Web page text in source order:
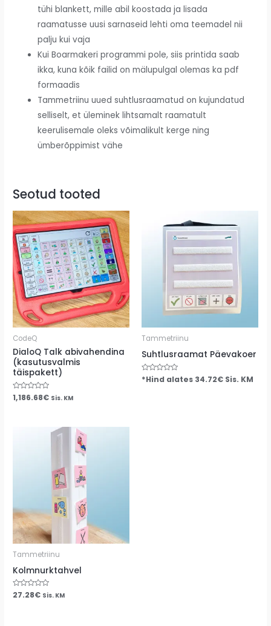
tühi blankett, mille abil koostada ja lisada
raamatusse uusi sarnaseid lehti oma teemadel nii
palju kui vaja
Kui Boarmakeri programmi pole, siis printida saab
ikka, kuna kõik failid on mälupulgal olemas ka pdf
formaadis
Tammetriinu uued suhtlusraamatud on kujundatud
selliselt, et üleminek lihtsamalt raamatult
keerulisemale oleks võimalikult kerge ning
ümberõppimist vähe
Seotud tooted
CodeQ
DialoQ Talk abivahendina
(kasutusvalmis
täispakett)
Hinnanguga
0
1,186.68€ Sis. KM
Tammetriinu
Suhtlusraamat Päevakoer
Hinnanguga
*Hind alates 34.72€ Sis. KM
Tammetriinu
Kolmnurktahvel
Hinnanguga
0
27.28€ Sis. KM